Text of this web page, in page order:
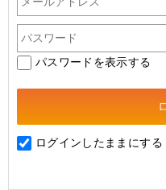
パスワードを表示する
ログインしたままにする